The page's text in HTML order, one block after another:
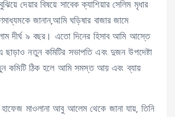
দেয়ার বিষয়ে সাবেক ক্যাশিয়ার সেলিম মৃধার
জানান,আমি ঘড়িষার বাজার জামে
দীর্ঘ ৯ বছর। এতো দিনের হিসাব আমি আস্তে
ছাড়াও নতুন কমিটির সভাপতি এবং দুজন উপদেষ্টা
কমিটি ঠিক হলে আমি সমস্ত আয় এবং ব্যায়
মাওলানা আবু আলেম থেকে জানা যায়, তিনি